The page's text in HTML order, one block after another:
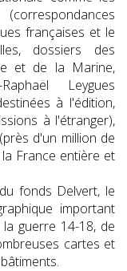
françaises et le
dossiers des
et de la Marine,
Leygues
à l'édition,
à l'étranger),
d'un million de
France entière et
fonds Delvert, le
important
guerre 14-18, de
cartes et